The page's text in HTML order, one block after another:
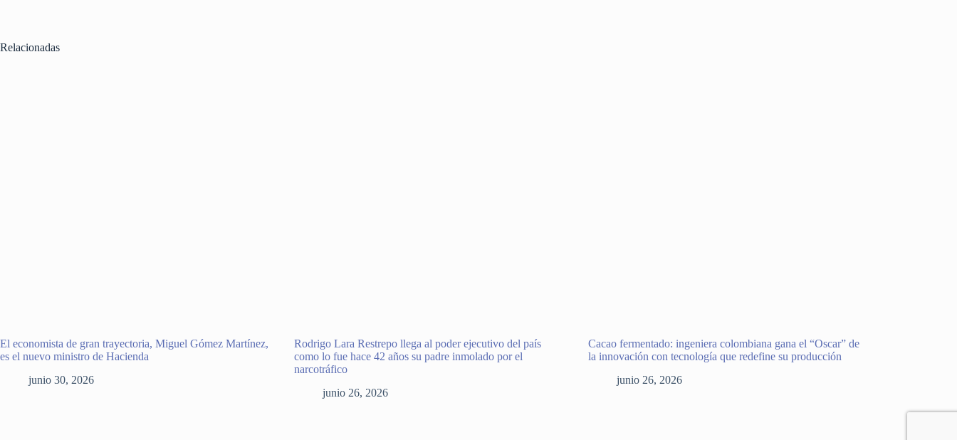
Relacionadas
El economista de gran trayectoria, Miguel Gómez Martínez,
es el nuevo ministro de Hacienda
junio 30, 2026
Rodrigo Lara Restrepo llega al poder ejecutivo del país
como lo fue hace 42 años su padre inmolado por el
narcotráfico
junio 26, 2026
Cacao fermentado: ingeniera colombiana gana el “Oscar” de
la innovación con tecnología que redefine su producción
junio 26, 2026